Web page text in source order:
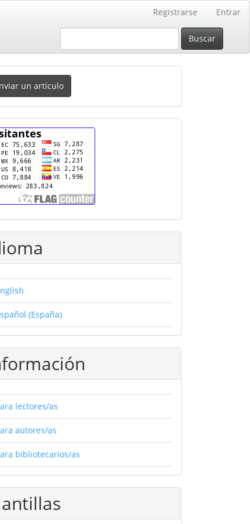
Registrarse Entrar
Buscar
un artículo
(España)
lectores/as
autores/as
bibliotecarios/as